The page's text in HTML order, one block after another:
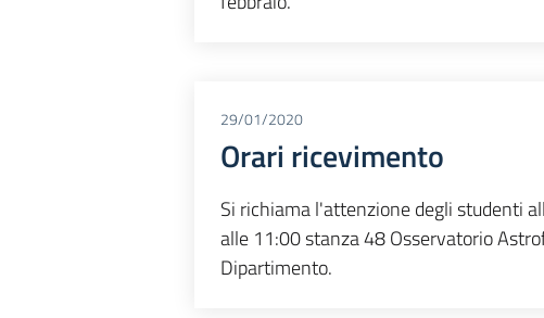
29/01/2020
Orari ricevimento
Si richiama l'attenzione degli studenti
alle 11:00 stanza 48 Osservatorio
Dipartimento.